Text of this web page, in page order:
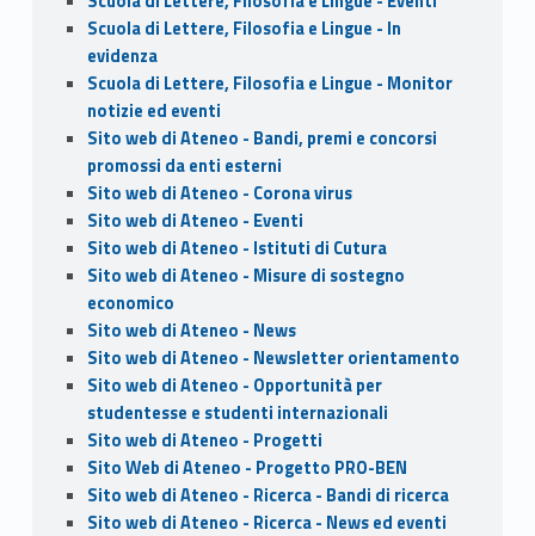
Scuola di Lettere, Filosofia e Lingue - In
evidenza
Scuola di Lettere, Filosofia e Lingue - Monitor
notizie ed eventi
Sito web di Ateneo - Bandi, premi e concorsi
promossi da enti esterni
Sito web di Ateneo - Corona virus
Sito web di Ateneo - Eventi
Sito web di Ateneo - Istituti di Cutura
Sito web di Ateneo - Misure di sostegno
economico
Sito web di Ateneo - News
Sito web di Ateneo - Newsletter orientamento
Sito web di Ateneo - Opportunità per
studentesse e studenti internazionali
Sito web di Ateneo - Progetti
Sito Web di Ateneo - Progetto PRO-BEN
Sito web di Ateneo - Ricerca - Bandi di ricerca
Sito web di Ateneo - Ricerca - News ed eventi